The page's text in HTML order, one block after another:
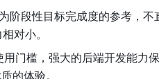
阶段性目标完成度的参考，不
对小。
门槛，强大的后端开发能力
的体验。